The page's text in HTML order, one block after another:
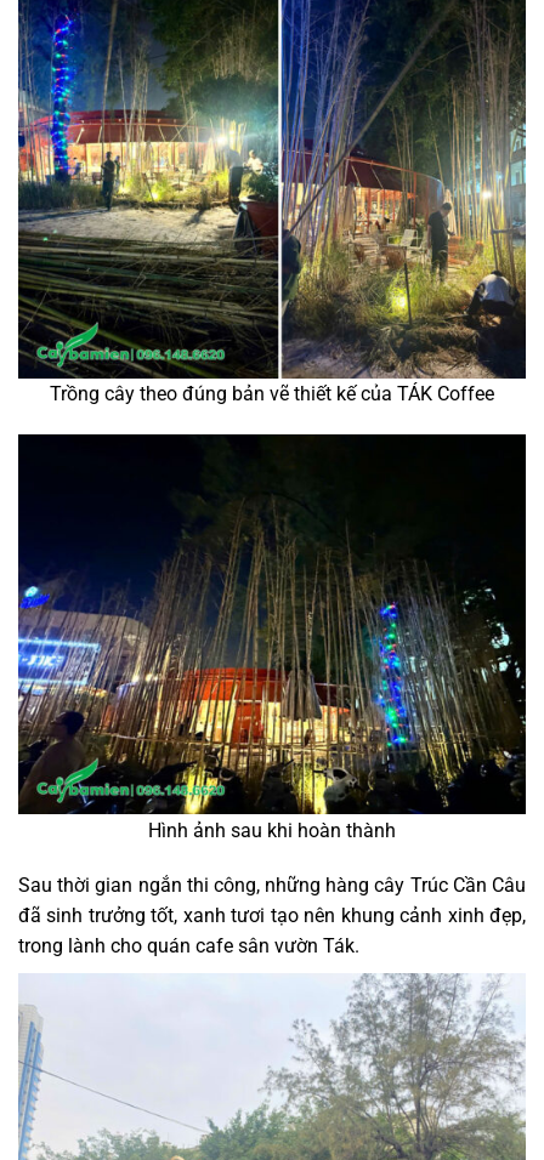
Trồng cây theo đúng bản vẽ thiết kế của TÁK Coffee
Hình ảnh sau khi hoàn thành
Sau thời gian ngắn thi công, những hàng cây Trúc Cần Câu
đã sinh trưởng tốt, xanh tươi tạo nên khung cảnh xinh đẹp,
trong lành cho quán cafe sân vườn Ták.